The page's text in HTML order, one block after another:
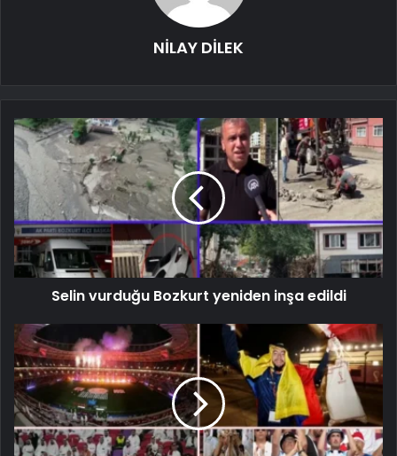
NİLAY DİLEK
Selin vurduğu Bozkurt yeniden inşa edildi